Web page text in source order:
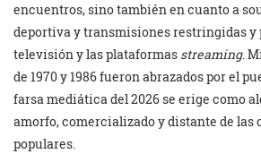
encuentros, sino también en cuanto a
deportiva y transmisiones restringidas y
televisión y las plataformas streaming.
de 1970 y 1986 fueron abrazados por el
farsa mediática del 2026 se erige como
amorfo, comercializado y distante de las
populares.